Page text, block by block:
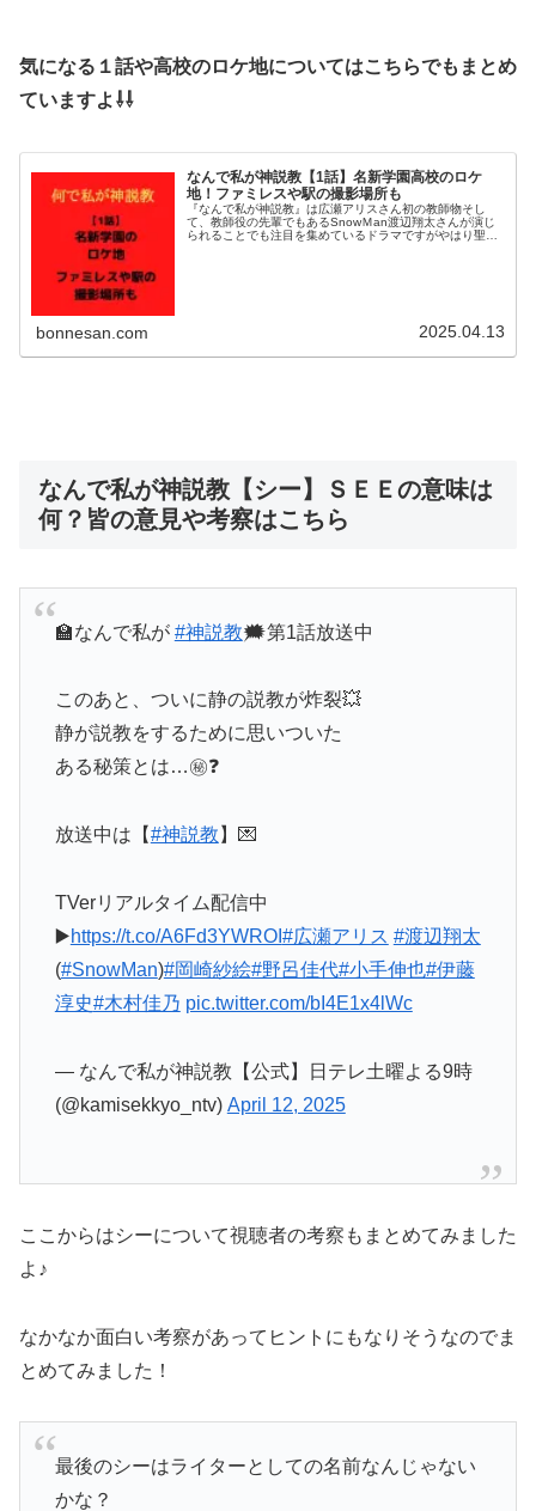
気になる１話や高校のロケ地についてはこちらでもまとめ
ていますよ⇩⇩
なんで私が神説教【1話】名新学園高校のロケ
地！ファミレスや駅の撮影場所も
『なんで私が神説教』は広瀬アリスさん初の教師物そし
て、教師役の先輩でもあるSnowＭan渡辺翔太さんが演じ
られることでも注目を集めているドラマですがやはり聖地
bonnesan.com 2025.04.13
なんで私が神説教【シー】ＳＥＥの意味は
何？皆の意見や考察はこちら
🏫なんで私が #神説教🗯️第1話放送中
このあと、ついに静の説教が炸裂💥
静が説教をするために思いついた
ある秘策とは…㊙️❓
放送中は【#神説教 】💌
TVerリアルタイム配信中
▶️https://t.co/A6Fd3YWROI #広瀬アリス #渡辺翔太
(#SnowMan)#岡崎紗絵#野呂佳代#小手伸也#伊藤
淳史#木村佳乃 pic.twitter.com/bI4E1x4lWc
— なんで私が神説教【公式】日テレ土曜よる9時
(@kamisekkyo_ntv) April 12, 2025
ここからはシーについて視聴者の考察もまとめてみました
よ♪
なかなか面白い考察があってヒントにもなりそうなのでま
とめてみました！
最後のシーはライターとしての名前なんじゃない
かな？